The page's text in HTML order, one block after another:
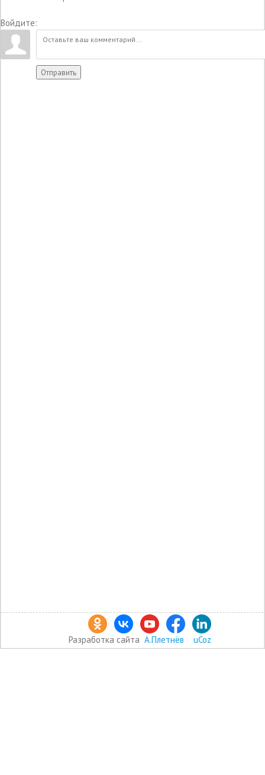
Войдите:
Отправить
Разработка сайта А.Плетнёв uCoz